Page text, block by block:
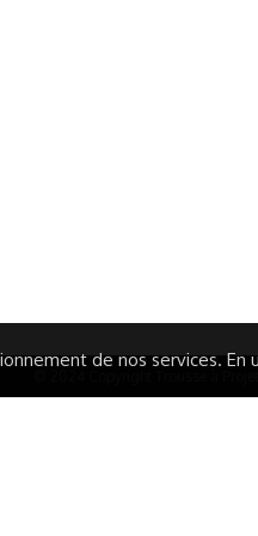
de nos services.